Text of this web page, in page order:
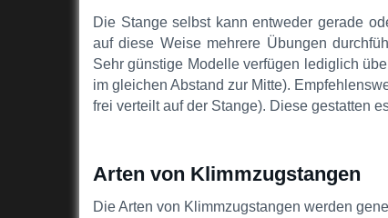
Die Stange selbst kann entweder gerade
auf diese Weise mehrere Übungen
Sehr günstige Modelle verfügen lediglich
im gleichen Abstand zur Mitte).
frei verteilt auf der Stange). Diese gestatten
Arten von Klimmzugstangen
Die Arten von Klimmzugstangen werden